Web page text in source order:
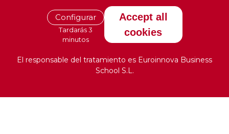
Configurar
Tardarás 3
minutos
Accept all
cookies
El responsable del tratamiento es Euroinnova Business
School S.L.